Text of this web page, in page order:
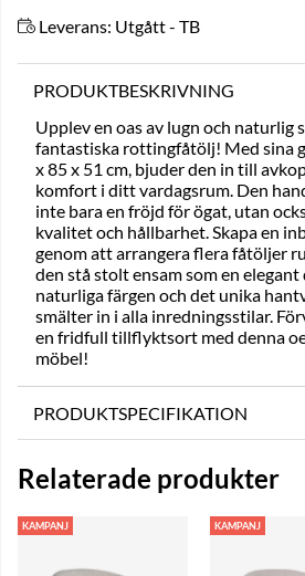
Leverans: Utgått - TB
PRODUKTBESKRIVNING
Upplev en oas av lugn och naturlig
fantastiska rottingfåtölj! Med sina
x 85 x 51 cm, bjuder den in till
komfort i ditt vardagsrum. Den
inte bara en fröjd för ögat, utan
kvalitet och hållbarhet. Skapa en
genom att arrangera flera fåtöljer
den stå stolt ensam som en
naturliga färgen och det unika
smälter in i alla inredningsstilar.
en fridfull tillflyktsort med denna
möbel!
PRODUKTSPECIFIKATION
Relaterade produkter
KAMPANJ KAMPANJ